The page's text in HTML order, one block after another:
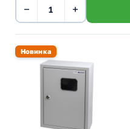
− +
Новинка